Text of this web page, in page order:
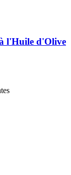
l'Huile d'Olive